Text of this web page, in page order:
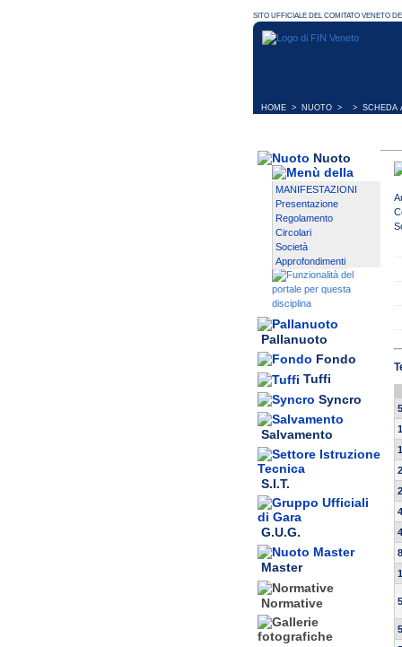
HOME > NUOTO > > SCHEDA
Nuoto
MANIFESTAZIONI
Presentazione
Regolamento
Circolari
Società
Approfondimenti
Pallanuoto
Fondo
Tuffi
Syncro
Salvamento
S.I.T.
G.U.G.
Master
Normative